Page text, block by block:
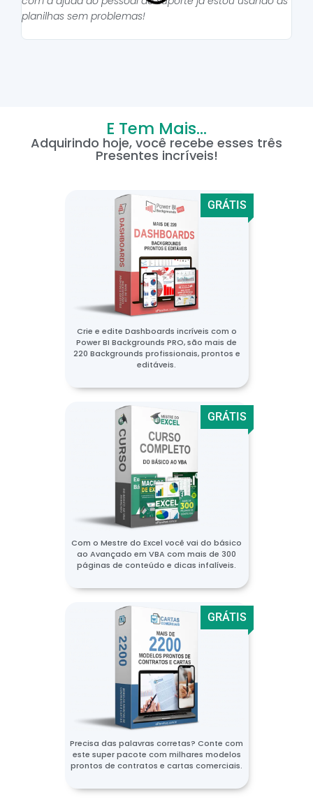
planilhas sem problemas!
E Tem Mais...
Adquirindo hoje, você recebe esses três
Presentes incríveis!
GRÁTIS
Crie e edite Dashboards incríveis com o
Power BI Backgrounds PRO, são mais de
220 Backgrounds profissionais, prontos e
editáveis.
GRÁTIS
Com o Mestre do Excel você vai do básico
ao Avançado em VBA com mais de 300
páginas de conteúdo e dicas infalíveis.
GRÁTIS
Precisa das palavras corretas? Conte com
este super pacote com milhares modelos
prontos de contratos e cartas comerciais.